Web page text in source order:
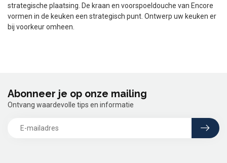
strategische plaatsing. De kraan en voorspoeldouche van Encore
vormen in de keuken een strategisch punt. Ontwerp uw keuken er
bij voorkeur omheen.
Abonneer je op onze mailing
Ontvang waardevolle tips en informatie